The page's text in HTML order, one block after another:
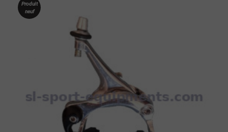
Produit
neuf